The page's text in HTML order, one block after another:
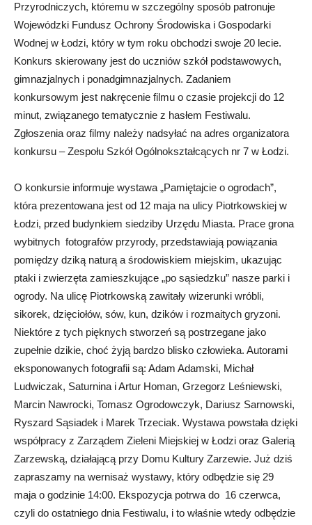
Przyrodniczych, któremu w szczególny sposób patronuje
Wojewódzki Fundusz Ochrony Środowiska i Gospodarki
Wodnej w Łodzi, który w tym roku obchodzi swoje 20 lecie.
Konkurs skierowany jest do uczniów szkół podstawowych,
gimnazjalnych i ponadgimnazjalnych. Zadaniem
konkursowym jest nakręcenie filmu o czasie projekcji do 12
minut, związanego tematycznie z hasłem Festiwalu.
Zgłoszenia oraz filmy należy nadsyłać na adres organizatora
konkursu – Zespołu Szkół Ogólnokształcących nr 7 w Łodzi.
O konkursie informuje wystawa „Pamiętajcie o ogrodach”,
która prezentowana jest od 12 maja na ulicy Piotrkowskiej w
Łodzi, przed budynkiem siedziby Urzędu Miasta. Prace grona
wybitnych fotografów przyrody, przedstawiają powiązania
pomiędzy dziką naturą a środowiskiem miejskim, ukazując
ptaki i zwierzęta zamieszkujące „po sąsiedzku” nasze parki i
ogrody. Na ulicę Piotrkowską zawitały wizerunki wróbli,
sikorek, dzięciołów, sów, kun, dzików i rozmaitych gryzoni.
Niektóre z tych pięknych stworzeń są postrzegane jako
zupełnie dzikie, choć żyją bardzo blisko człowieka. Autorami
eksponowanych fotografii są: Adam Adamski, Michał
Ludwiczak, Saturnina i Artur Homan, Grzegorz Leśniewski,
Marcin Nawrocki, Tomasz Ogrodowczyk, Dariusz Sarnowski,
Ryszard Sąsiadek i Marek Trzeciak. Wystawa powstała dzięki
współpracy z Zarządem Zieleni Miejskiej w Łodzi oraz Galerią
Zarzewską, działającą przy Domu Kultury Zarzewie. Już dziś
zapraszamy na wernisaż wystawy, który odbędzie się 29
maja o godzinie 14:00. Ekspozycja potrwa do 16 czerwca,
czyli do ostatniego dnia Festiwalu, i to właśnie wtedy odbędzie